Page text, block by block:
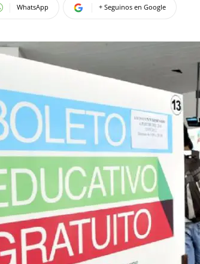
WhatsApp + Seguinos en Google